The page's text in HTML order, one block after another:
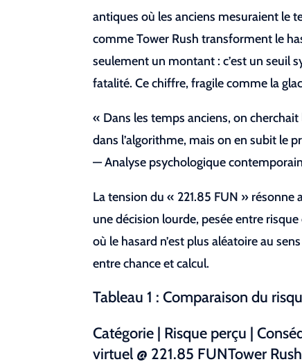
antiques où les anciens mesuraient le
comme Tower Rush transforment le
seulement un montant : c’est un seuil
fatalité. Ce chiffre, fragile comme la
« Dans les temps anciens, on
dans l’algorithme, mais on en subit le
— Analyse psychologique
La tension du « 221.85 FUN »
une décision lourde, pesée entre
où le hasard n’est plus aléatoire au
entre chance et calcul.
Tableau 1 : Comparaison du
Catégorie | Risque perçu |
virtuel @ 221.85 FUNTower